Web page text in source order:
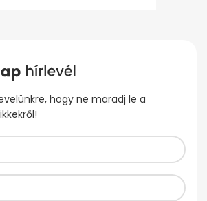
hogy ne maradj le a